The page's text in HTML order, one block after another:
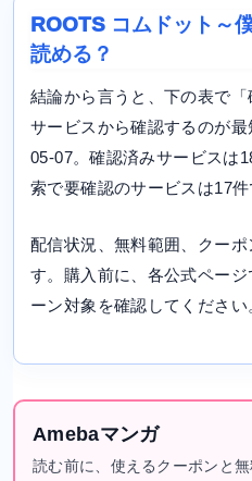
ROOTS コムドット～
読める？
結論から言うと、下の表で
サービスから確認するのが
05-07。確認済みサービスは
索で要確認のサービスは17件
配信状況、無料範囲、クー
す。購入前に、各公式ペー
ーン対象を確認してください
Amebaマンガ
読む前に、使えるクーポンと